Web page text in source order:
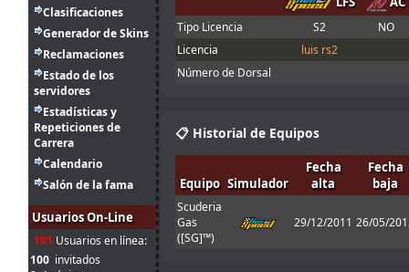
ago.
7:07
tangovalens :
"A fondo o a
casa"
31
14:13
Spambot in
forum
31
jul.
12:40
camtawn
Menjacocs, ten
agallas y T1 ;
*en ; Y t3, a
fondo o a casa
31
jul.
10:51
mitsumeku:
Tienes que
enviarlo al host
cuando sales de
boxes ; Para que
Clasificaciones
Generador de Skins
Reclamaciones
Estado de los
servidores
Estadísticas y
Repeticiones de
Carrera
Calendario
Salón de la fama
Usuarios On-Line
101 Usuarios en línea:
100 invitados
Tipo Licencia S2
NO
Licencia
luis rs2
Número de Dorsal
📋 Historial de Equipos
Equipo Simulador
Fecha
alta
Fecha
baja
Scuderia
Gas
([SG]™)
29/12/2011 26/05/